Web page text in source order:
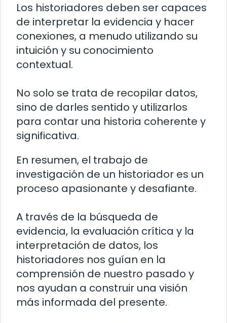
Los historiadores deben ser capaces
de interpretar la evidencia y hacer
conexiones, a menudo utilizando su
intuición y su conocimiento
contextual.
No solo se trata de recopilar datos,
sino de darles sentido y utilizarlos
para contar una historia coherente y
significativa.
En resumen, el trabajo de
investigación de un historiador es un
proceso apasionante y desafiante.
A través de la búsqueda de
evidencia, la evaluación crítica y la
interpretación de datos, los
historiadores nos guían en la
comprensión de nuestro pasado y
nos ayudan a construir una visión
más informada del presente.